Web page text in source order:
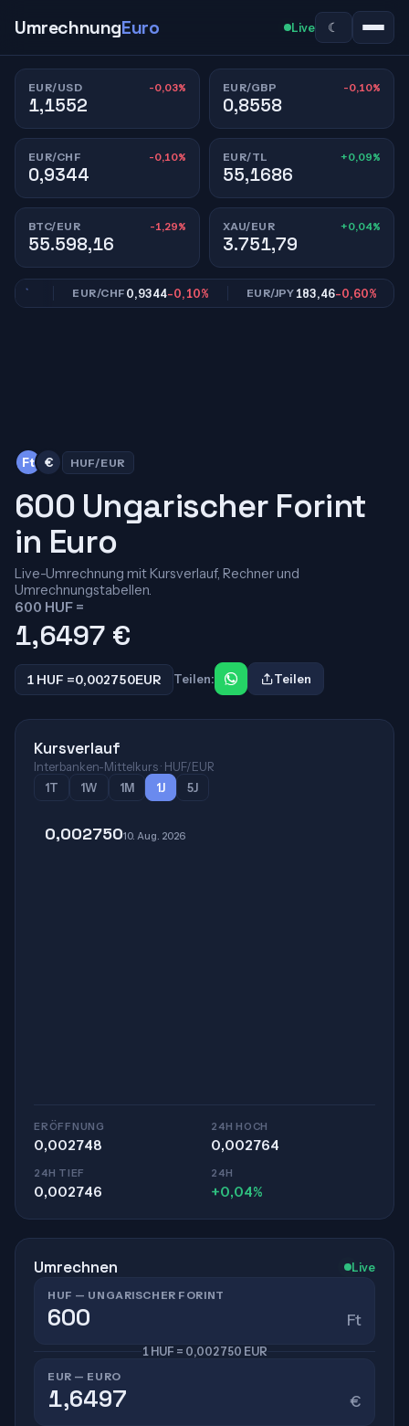
UmrechnungEuro Live ☾
EUR/USD -0,03%
1,1552
EUR/GBP -0,10%
0,8558
EUR/CHF -0,10%
0,9344
EUR/TL +0,09%
55,1686
BTC/EUR -1,29%
55.598,16
XAU/EUR +0,04%
3.751,79
EUR/CHF0,9344-0,10% EUR/JPY183,46-0,60%
Ft € HUF/EUR
600 Ungarischer Forint
in Euro
Live-Umrechnung mit Kursverlauf, Rechner und
Umrechnungstabellen.
600 HUF =
1,6497 €
1 HUF =0,002750EUR Teilen: Teilen
Kursverlauf
Interbanken-Mittelkurs · HUF/EUR
1T
1W 1M 1J 5J
0,00275010. Aug. 2026
ERÖFFNUNG
0,002748
24H HOCH
0,002764
24H TIEF
0,002746
24H
+0,04%
Umrechnen Live
HUF — UNGARISCHER FORINT
Ft
1 HUF = 0,002750 EUR
EUR — EURO
€